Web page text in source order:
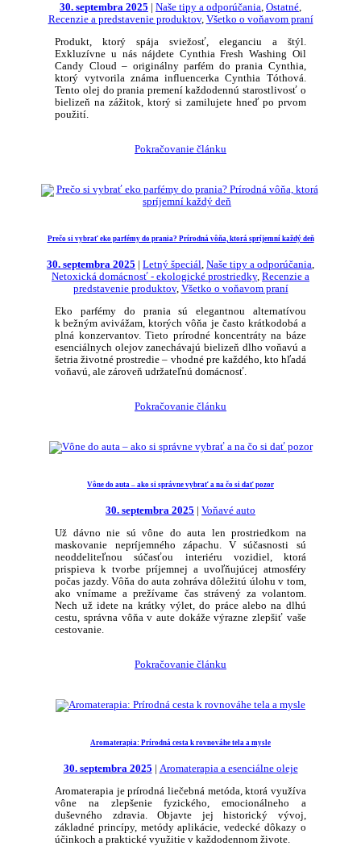
30. septembra 2025 | Naše tipy a odporúčania, Ostatné,
Recenzie a predstavenie produktov, Všetko o voňavom praní
Produkt, ktorý spája sviežosť, eleganciu a štýl.
Exkluzívne u nás nájdete Cynthia Fresh Washing Oil
Candy Cloud – originálny parfém do prania Cynthia,
ktorý vytvorila známa influencerka Cynthia Tóthová.
Tento olej do prania premení každodennú starostlivosť o
bielizeň na zážitok, ktorý si zamilujete hneď po prvom
použití.
Pokračovanie článku
Prečo si vybrať eko parfémy do prania? Prírodná vôňa, ktorá spríjemní každý deň
30. septembra 2025 | Letný špeciál, Naše tipy a odporúčania,
Netoxická domácnosť - ekologické prostriedky, Recenzie a
predstavenie produktov, Všetko o voňavom praní
Eko parfémy do prania sú elegantnou alternatívou
k bežným avivážam, ktorých vôňa je často krátkodobá a
plná konzervantov. Tieto prírodné koncentráty na báze
esenciálnych olejov zanechávajú bielizeň dlho voňavú a
šetria životné prostredie – vhodné pre každého, kto hľadá
voňavú, ale zároveň udržateľnú domácnosť.
Pokračovanie článku
Vône do auta – ako si správne vybrať a na čo si dať pozor
30. septembra 2025
Voňavé auto
Už dávno nie sú vône do auta len prostriedkom na
maskovanie nepríjemného zápachu. V súčasnosti sú
neoddeliteľnou súčasťou interiéru vozidiel, ktorá
prispieva k tvorbe príjemnej a uvoľňujúcej atmosféry
počas jazdy. Vôňa do auta zohráva dôležitú úlohu v tom,
ako vnímame a prežívame čas strávený za volantom.
Nech už idete na krátky výlet, do práce alebo na dlhú
cestu, správna vôňa v aute dokáže výrazne zlepšiť vaše
cestovanie.
Pokračovanie článku
Aromaterapia: Prírodná cesta k rovnováhe tela a mysle
30. septembra 2025
Aromaterapia a esenciálne oleje
Aromaterapia je prírodná liečebná metóda, ktorá využíva
vône na zlepšenie fyzického, emocionálneho a
duševného zdravia. Objavte jej historický vývoj,
základné princípy, metódy aplikácie, vedecké dôkazy o
účinkoch a praktické využitie v každodennom živote.